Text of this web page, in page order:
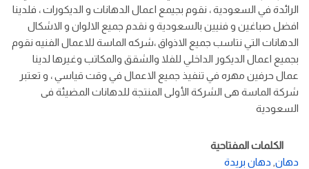
الرائدة في السعودية ، نقوم بجيمع اعمال الدهانات و الديكورات ، فلدينا
افضل صباغين و فنيين بالسعودية و نقدم جميع الالوان و الاشكال
الدهانات التي نتاسب جميع الاذواق ،شركه الماسة للاعمال الفنيه نقوم
بجميع اعمال الديكور الداخلي للفلا والشقق والمكاتب وغيرها لدينا
عمال حرفين مهره في تنفيذ جميع الاعمال في وقت قياسي ، و تعتبر
شركة الماسة هى الشركة الأولى المنتجة للدهانات المضيئة فى
السعودية
الكلمات المفتاحية
دهان دهان بريدة